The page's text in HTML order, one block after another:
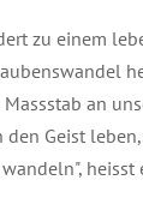
zu einem
an
den Geist
heisst